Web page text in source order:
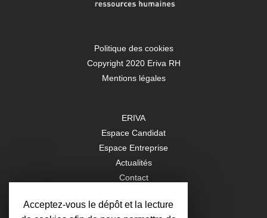
Politique des cookies
Copyright 2020 Eriva RH
Mentions légales
ERIVA
Espace Candidat
Espace Entreprise
Actualités
Contact
Acceptez-vous le dépôt et la lecture